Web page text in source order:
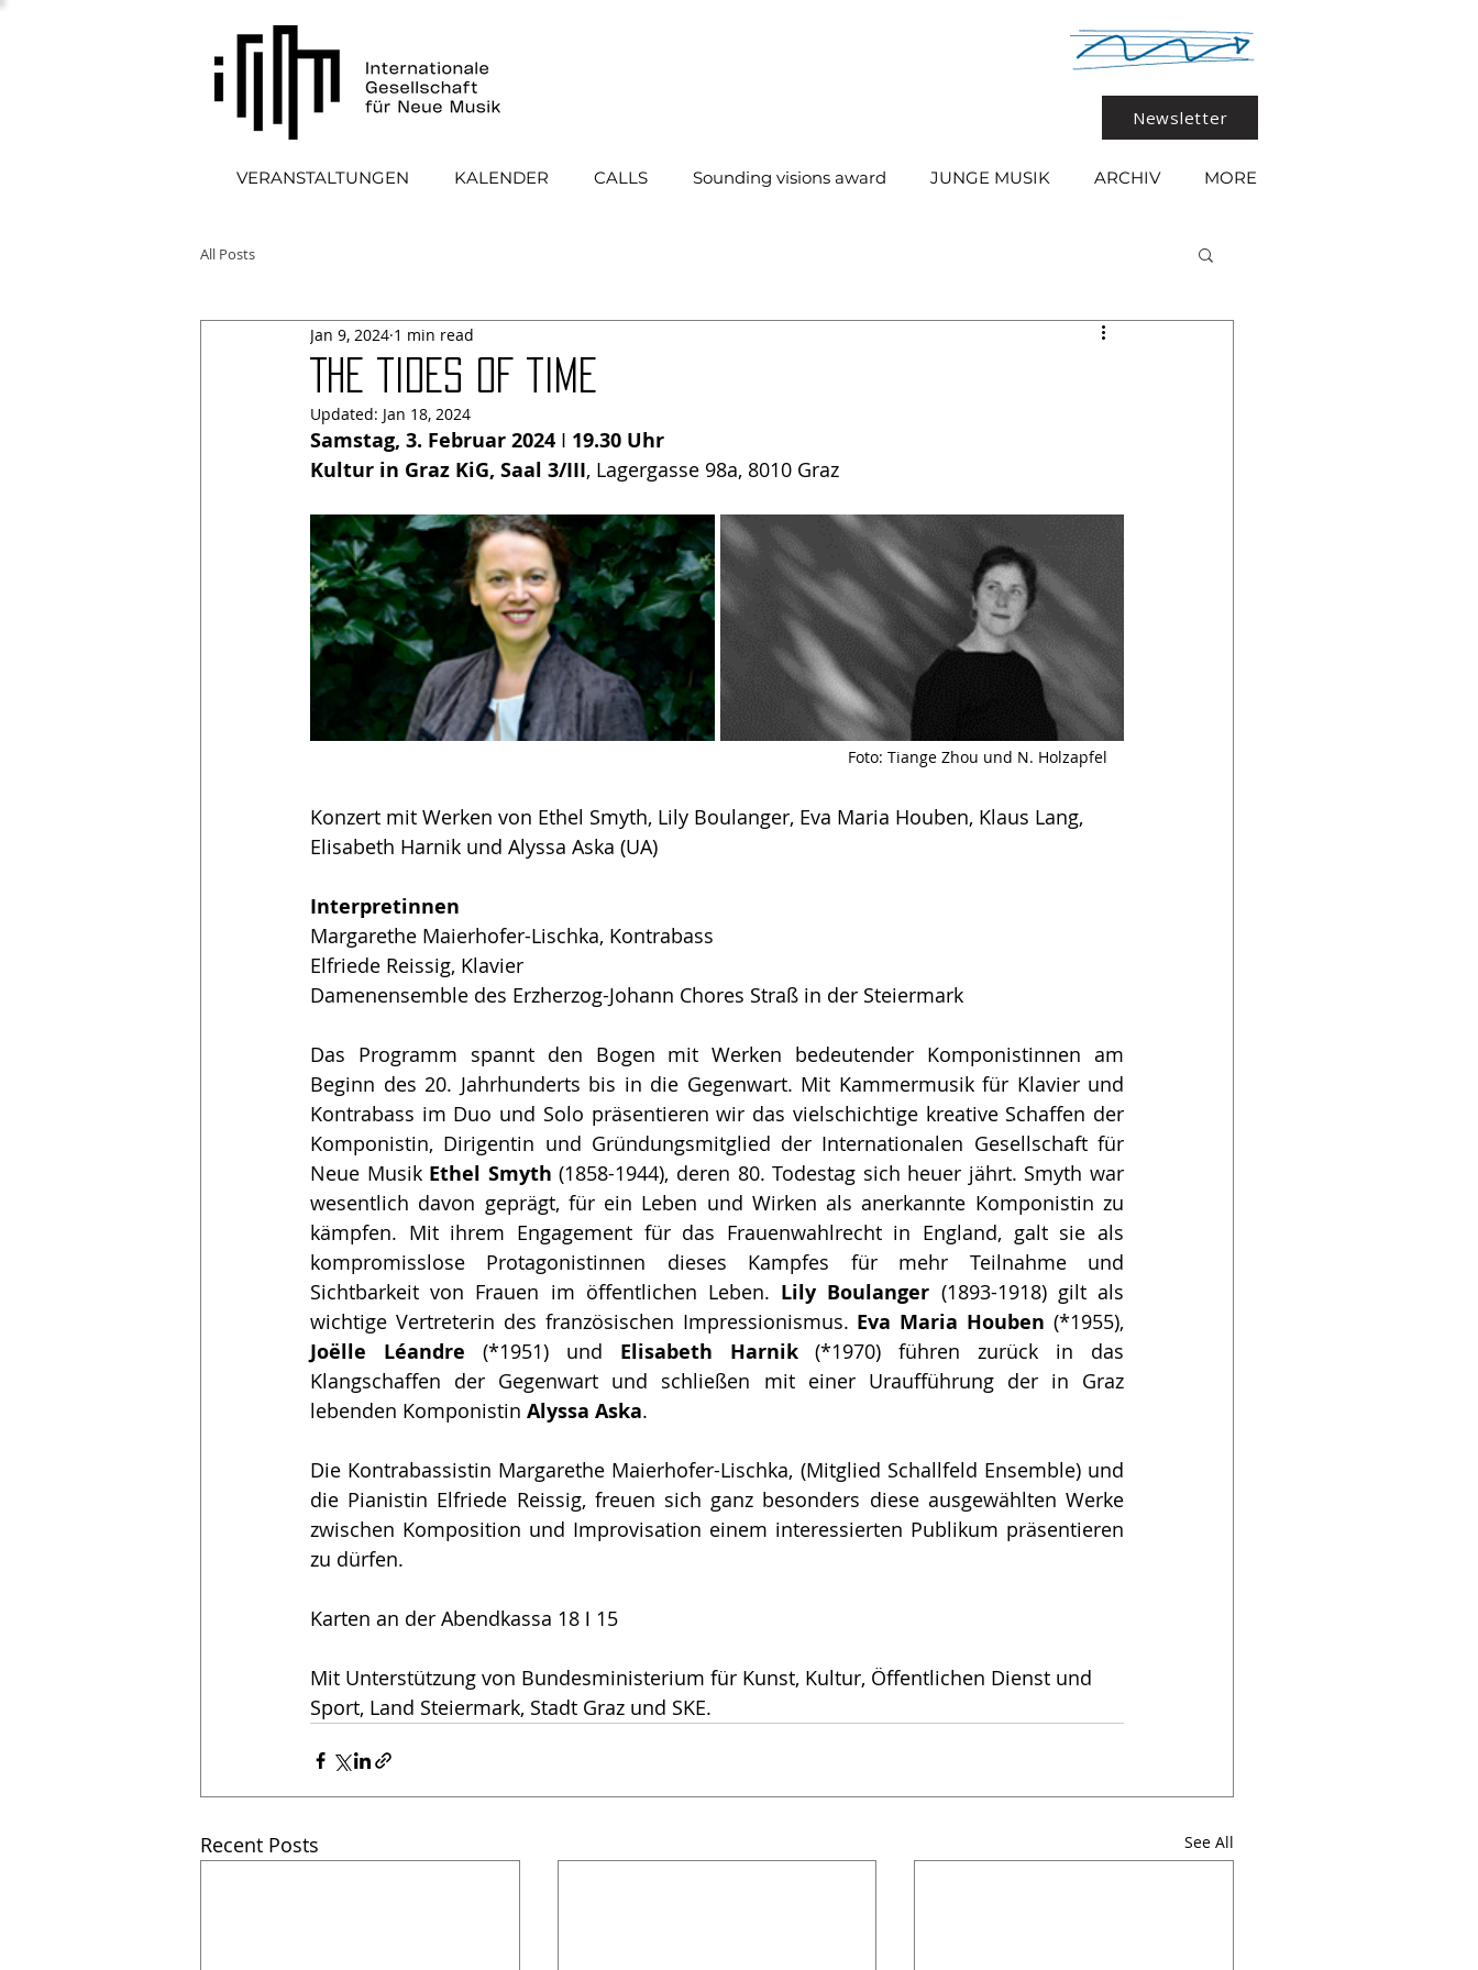
Newsletter
VERANSTALTUNGEN KALENDER CALLS Sounding visions award JUNGE MUSIK ARCHIV MORE
All Posts
THE TIDES OF TIME
Jan 9, 2024 1 min read
Updated: Jan 18, 2024
Samstag, 3. Februar 2024 I 19.30 Uhr
Kultur in Graz KiG, Saal 3/III, Lagergasse 98a, 8010 Graz
Foto: Tiange Zhou und N. Holzapfel
Konzert mit Werken von Ethel Smyth, Lily Boulanger, Eva Maria Houben, Klaus Lang,
Elisabeth Harnik und Alyssa Aska (UA)
Interpretinnen
Margarethe Maierhofer-Lischka, Kontrabass
Elfriede Reissig, Klavier
Damenensemble des Erzherzog-Johann Chores Straß in der Steiermark
Das Programm spannt den Bogen mit Werken bedeutender Komponistinnen am
Beginn des 20. Jahrhunderts bis in die Gegenwart. Mit Kammermusik für Klavier und
Kontrabass im Duo und Solo präsentieren wir das vielschichtige kreative Schaffen der
Komponistin, Dirigentin und Gründungsmitglied der Internationalen Gesellschaft für
Neue Musik Ethel Smyth (1858-1944), deren 80. Todestag sich heuer jährt. Smyth war
wesentlich davon geprägt, für ein Leben und Wirken als anerkannte Komponistin zu
kämpfen. Mit ihrem Engagement für das Frauenwahlrecht in England, galt sie als
kompromisslose Protagonistinnen dieses Kampfes für mehr Teilnahme und
Sichtbarkeit von Frauen im öffentlichen Leben. Lily Boulanger (1893-1918) gilt als
wichtige Vertreterin des französischen Impressionismus. Eva Maria Houben
Joëlle Léandre (*1951) und Elisabeth Harnik (*1970) führen zurück in das
Klangschaffen der Gegenwart und schließen mit einer Uraufführung der in Graz
lebenden Komponistin Alyssa Aska.
Die Kontrabassistin Margarethe Maierhofer-Lischka, (Mitglied Schallfeld Ensemble) und
die Pianistin Elfriede Reissig, freuen sich ganz besonders diese ausgewählten Werke
zwischen Komposition und Improvisation einem interessierten Publikum präsentieren
zu dürfen.
Karten an der Abendkassa 18 ǀ 15
Mit Unterstützung von Bundesministerium für Kunst, Kultur, Öffentlichen Dienst und
Sport, Land Steiermark, Stadt Graz und SKE.
Recent Posts See All